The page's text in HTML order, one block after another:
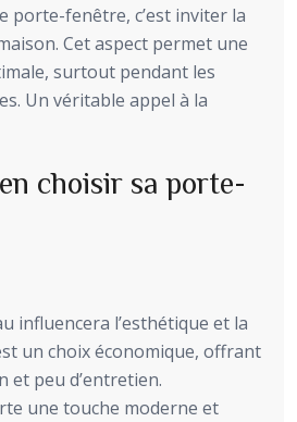
porte-fenêtre, c’est inviter la
Cet aspect permet une
surtout pendant les
Un véritable appel à la
choisir sa porte-
influencera l’esthétique et la
un choix économique, offrant
et peu d’entretien.
une touche moderne et